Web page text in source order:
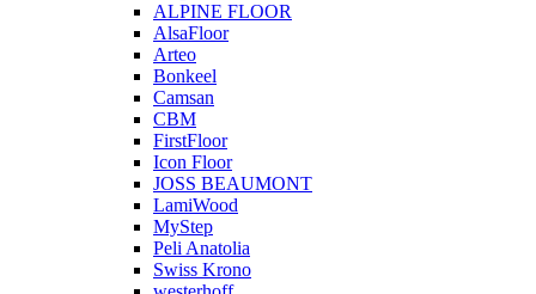
ALPINE FLOOR
AlsaFloor
Arteo
Bonkeel
Camsan
CBM
FirstFloor
Icon Floor
JOSS BEAUMONT
LamiWood
MyStep
Peli Anatolia
Swiss Krono